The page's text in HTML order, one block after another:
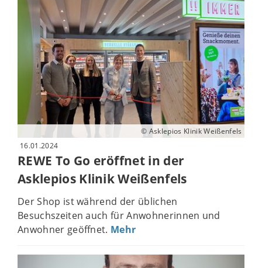
© Asklepios Klinik Weißenfels
16.01.2024
REWE To Go eröffnet in der
Asklepios Klinik Weißenfels
Der Shop ist während der üblichen
Besuchszeiten auch für Anwohnerinnen und
Anwohner geöffnet. Mehr